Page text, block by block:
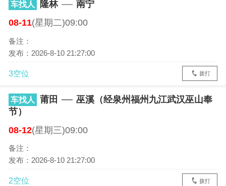
车找人 隆林
南宁
08-11(星期二)09:00
备注：
发布：2026-8-10 21:27:00
3空位 拨打
车找人 莆田
巫溪（经泉州福州九江武汉巫山奉
节）
08-12(星期三)09:00
备注：
发布：2026-8-10 21:27:00
2空位 拨打